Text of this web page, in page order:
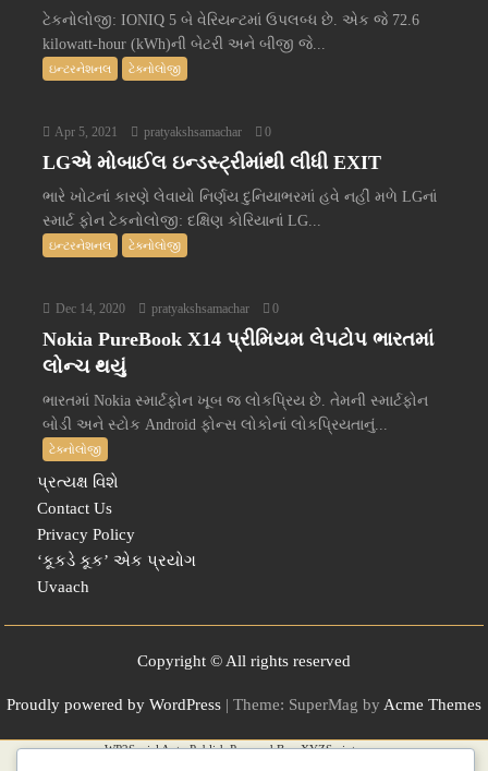
ટેકનોલોજી: IONIQ 5 બે વેરિયન્ટમાં ઉપલબ્ધ છે. એક જે 72.6
kilowatt-hour (kWh)ની બેટરી અને બીજી જે...
ઇન્ટરનેશનલ ટેક્નોલોજી
Apr 5, 2021 pratyakshsamachar 0
LGએ મોબાઈલ ઇન્ડસ્ટ્રીમાંથી લીધી EXIT
ભારે ખોટનાં કારણે લેવાયો નિર્ણય દુનિયાભરમાં હવે નહીં મળે LGનાં
સ્માર્ટ ફોન ટેકનોલોજી: દક્ષિણ કોરિયાનાં LG...
ઇન્ટરનેશનલ ટેક્નોલોજી
Dec 14, 2020 pratyakshsamachar 0
Nokia PureBook X14 પ્રીમિયમ લેપટોપ ભારતમાં
લોન્ચ થયું
ભારતમાં Nokia સ્માર્ટફોન ખૂબ જ લોકપ્રિય છે. તેમની સ્માર્ટફોન
બોડી અને સ્ટોક Android ફોન્સ લોકોનાં લોકપ્રિયતાનું...
ટેક્નોલોજી
પ્રત્યક્ષ વિશે
Contact Us
Privacy Policy
‘કૂકડે કૂક’ એક પ્રયોગ
Uvaach
Copyright © All rights reserved
Proudly powered by WordPress | Theme: SuperMag by Acme Themes
WP2Social Auto PublishPowered By :XYZScripts.com